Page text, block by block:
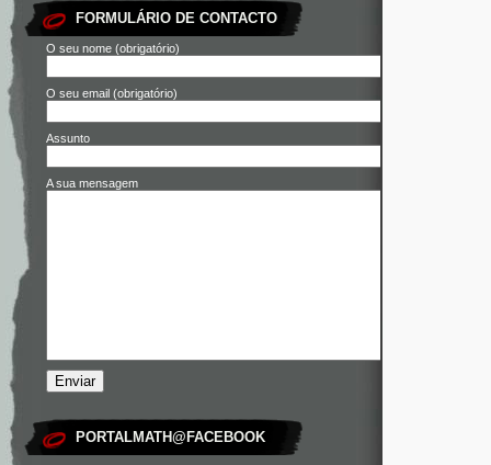
FORMULÁRIO DE CONTACTO
O seu nome (obrigatório)
O seu email (obrigatório)
Assunto
A sua mensagem
PORTALMATH@FACEBOOK